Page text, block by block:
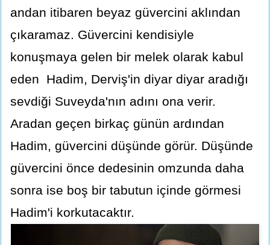
andan itibaren beyaz güvercini aklından
çıkaramaz. Güvercini kendisiyle
konuşmaya gelen bir melek olarak kabul
eden Hadim, Derviş'in diyar diyar aradığı
sevdiği Suveyda'nın adını ona verir.
Aradan geçen birkaç günün ardından
Hadim, güvercini düşünde görür. Düşünde
güvercini önce dedesinin omzunda daha
sonra ise boş bir tabutun içinde görmesi
Hadim'i korkutacaktır.